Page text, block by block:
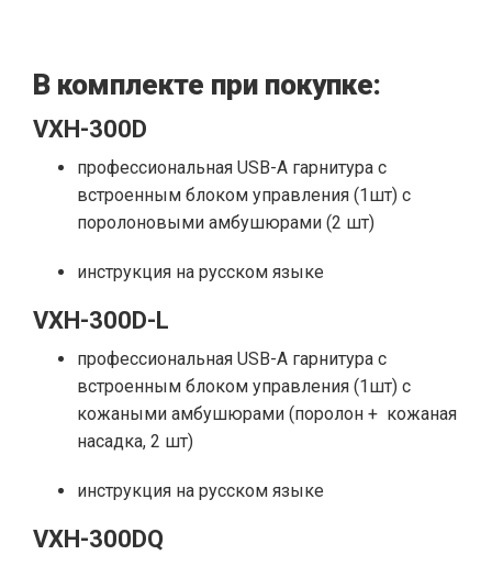
В комплекте при покупке:
VXH-300D
профессиональная USB-A гарнитура с
встроенным блоком управления (1шт) с
поролоновыми амбушюрами (2 шт)
инструкция на русском языке
VXH-300D-L
профессиональная USB-A гарнитура с
встроенным блоком управления (1шт) с
кожаными амбушюрами (поролон + кожаная
насадка, 2 шт)
инструкция на русском языке
VXH-300DQ